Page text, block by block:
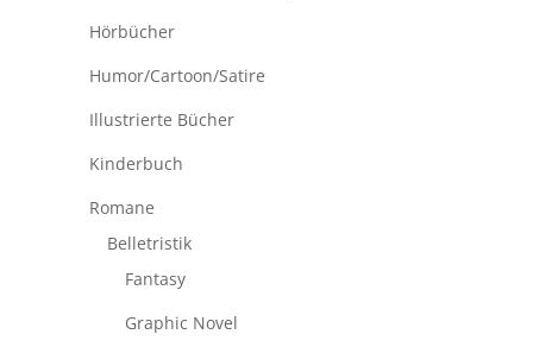
Hörbücher
Humor/Cartoon/Satire
Illustrierte Bücher
Kinderbuch
Romane
Belletristik
Fantasy
Graphic Novel